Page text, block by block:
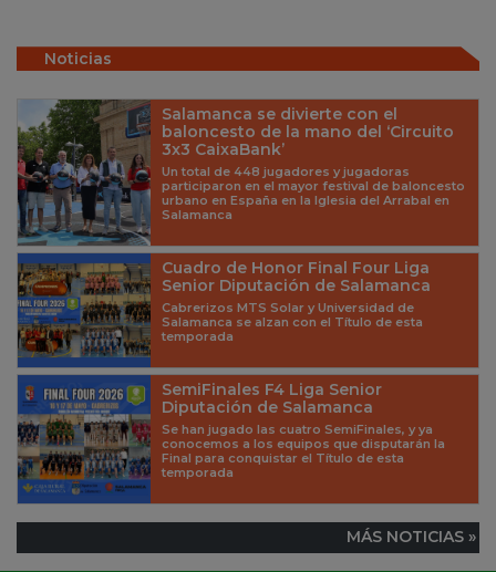
Noticias
Salamanca se divierte con el
baloncesto de la mano del ‘Circuito
3x3 CaixaBank’
Un total de 448 jugadores y jugadoras
participaron en el mayor festival de baloncesto
urbano en España en la Iglesia del Arrabal en
Salamanca
Cuadro de Honor Final Four Liga
Senior Diputación de Salamanca
Cabrerizos MTS Solar y Universidad de
Salamanca se alzan con el Título de esta
temporada
SemiFinales F4 Liga Senior
Diputación de Salamanca
Se han jugado las cuatro SemiFinales, y ya
conocemos a los equipos que disputarán la
Final para conquistar el Título de esta
temporada
MÁS NOTICIAS »